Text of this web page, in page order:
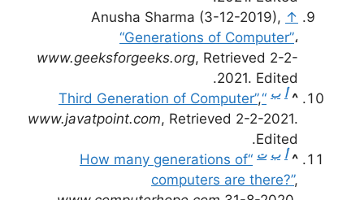
↑
Anusha Sharma (3-12-2019),
“Generations of Computer”،
www.geeksforgeeks.org, Retrieved 2-2-
2021. Edited.
^ أ ب “Third Generation of Computer”
,
www.javatpoint.com, Retrieved 2-2-2021.
Edited.
^ أ ب ت
“How many generations of
computers are there?”,